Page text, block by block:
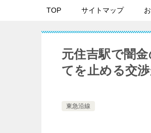
TOP サイトマップ
元住吉駅で闇
てを止める交
東急沿線